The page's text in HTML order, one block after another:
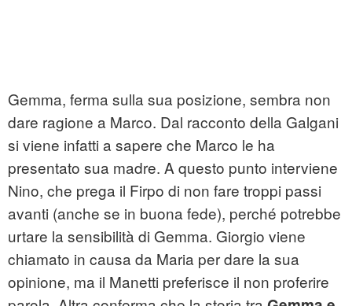
Gemma, ferma sulla sua posizione, sembra non
dare ragione a Marco. Dal racconto della Galgani
si viene infatti a sapere che Marco le ha
presentato sua madre. A questo punto interviene
Nino, che prega il Firpo di non fare troppi passi
avanti (anche se in buona fede), perché potrebbe
urtare la sensibilità di Gemma. Giorgio viene
chiamato in causa da Maria per dare la sua
opinione, ma il Manetti preferisce il non proferire